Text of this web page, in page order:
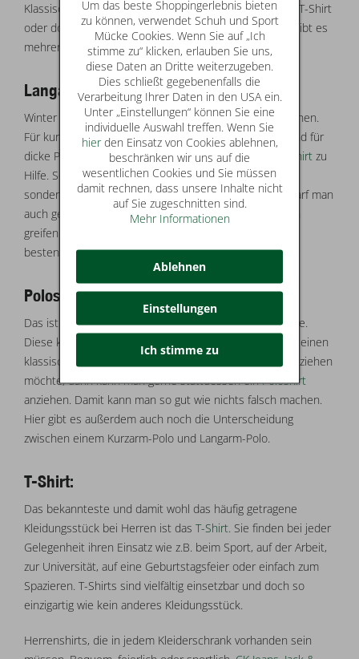
Klassisch elegant ein Poloshirt, lässig und sportlich ein T-Shirt
oder doch etwas länger ein Langarmshirt? Für Herren gibt es
mehrere
Shirtsfür verschiedene Einsatzzwecke.
Langarmshirt:
Winter ist am Ende und Sommer hat noch nicht begonnen.
Für kurzärmlige Shirts sind die Temperaturen zu kalt und für
dicke Pullis oder Jacke zu warm. Hier kommtLangarmshirt zu
Hilfe. So wird nicht nur der Oberkörper warmgehalten,
sondern auch die Arme. Bei besonders kalten Tagen darf man
auch gerne zu einem Langarmshirt aus warmen Stoffen
greifen. So ist ein Langarmshirt aus Wolle oder Fleece
bestens dafür geeignet.
Poloshirt:
Das ist ein Shirt mit einem Kragen und einer Knopfleiste.
Diese können sowohl sportlichen Stil haben aber auch einen
klassisch modernen. Und wenn man mal kein Hemd anziehen
möchte, dann kann man gerne stattdessen einPoloshirt
anziehen. Damit kann man so gut wie nichts falsch machen.
Hier gibt es außerdem auch noch die Unterscheidung
zwischen einem Kurzarm-Polo und Langarm-Polo.
T-Shirt:
Das bekannteste und damit wohl das häufig getragene
Kleidungsstück bei Herren ist das T-Shirt. Sie finden bei jeder
Gelegenheit ihren Einsatz wie z.B. beim Sport, auf der Arbeit,
zur Universität, auf eine Geburtstagsfeier oder einfach zum
Spazieren. T-Shirts sind vielfältig einsetzbar und doch so
einzigartig wie kein anderes Kleidungsstück.
Herrenshirts, die in jedem Kleiderschrank vorhanden sein
Um das beste Shoppingerlebnis bieten
zu können, verwendet Schuh und Sport
Mücke Cookies. Wenn Sie auf „Ich
stimme zu“ klicken, erlauben Sie uns,
diese Daten an Dritte weiterzugeben.
Dies schließt gegebenenfalls die
Verarbeitung Ihrer Daten in den USA ein.
Unter „Einstellungen“ können Sie eine
individuelle Auswahl treffen. Wenn Sie
hierden Einsatz von Cookies ablehnen,
beschränken wir uns auf die
wesentlichen Cookies und Sie müssen
damit rechnen, dass unsere Inhalte nicht
auf Sie zugeschnitten sind.
Mehr Informationen
Ablehnen
Einstellungen
Ich stimme zu